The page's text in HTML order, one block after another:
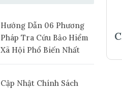
Hướng Dẫn 06 Phương
Pháp Tra Cứu Bảo Hiểm
Xã Hội Phổ Biến Nhất
Cập Nhật Chính Sách